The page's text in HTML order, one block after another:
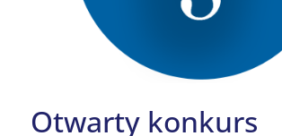
Otwarty konkurs